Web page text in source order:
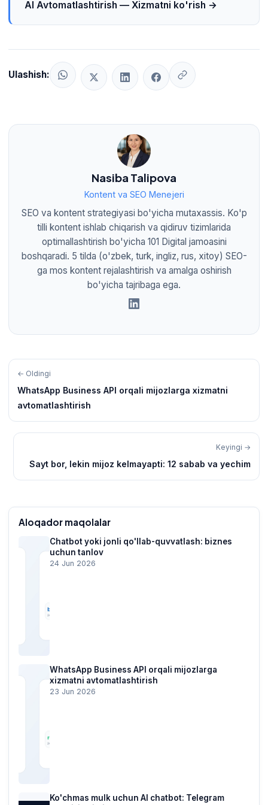
izchilligini saqlaydi.
AI Avtomatlashtirish — Xizmatni ko'rish →
Ulashish:
Nasiba Talipova
Kontent va SEO Menejeri
SEO va kontent strategiyasi bo'yicha mutaxassis. Ko'p
tilli kontent ishlab chiqarish va qidiruv tizimlarida
optimallashtirish bo'yicha 101 Digital jamoasini
boshqaradi. 5 tilda (o'zbek, turk, ingliz, rus, xitoy) SEO-
ga mos kontent rejalashtirish va amalga oshirish
bo'yicha tajribaga ega.
← Oldingi
WhatsApp Business API orqali mijozlarga xizmatni
avtomatlashtirish
Keyingi →
Sayt bor, lekin mijoz kelmayapti: 12 sabab va yechim
Aloqador maqolalar
Chatbot yoki jonli qo'llab-quvvatlash: biznes
uchun tanlov
24 Jun 2026
WhatsApp Business API orqali mijozlarga
xizmatni avtomatlashtirish
23 Jun 2026
Ko'chmas mulk uchun AI chatbot: Telegram